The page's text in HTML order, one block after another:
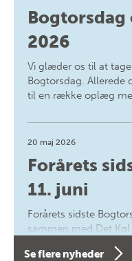
2026
Vi glæder os til at
Bogtorsdag. Allerede
til en række oplæg
20 maj 2026
Forårets
11. juni
Forårets sidste
sammen med Det
forfatterne bag vores
Se flere nyheder